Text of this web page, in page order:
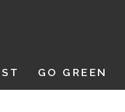
GO GREEN